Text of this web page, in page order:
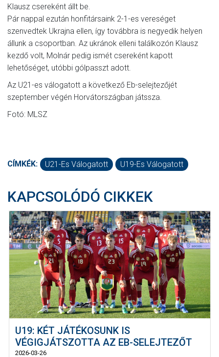
Klausz csereként állt be.
Pár nappal ezután honfitársaink 2-1-es vereséget
szenvedtek Ukrajna ellen, így továbbra is negyedik helyen
állunk a csoportban. Az ukránok elleni találkozón Klausz
kezdő volt, Molnár pedig ismét csereként kapott
lehetőséget, utóbbi gólpasszt adott.
Az U21-es válogatott a következő Eb-selejtezőjét
szeptember végén Horvátországban játssza.
Fotó: MLSZ
CÍMKÉK: U21-Es Válogatott U19-Es Válogatott
KAPCSOLÓDÓ CIKKEK
U19: KÉT JÁTÉKOSUNK IS
VÉGIGJÁTSZOTTA AZ EB-SELEJTEZŐT
2026-03-26